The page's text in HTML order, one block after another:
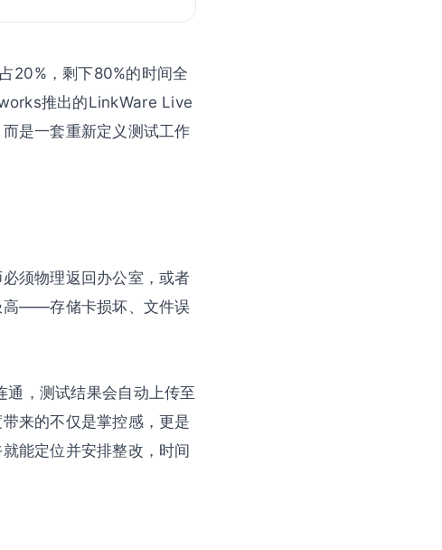
20%，剩下80%的时间全
推出的LinkWare Live
是一套重新定义测试工作
须物理返回办公室，或者
高——存储卡损坏、文件误
，测试结果会自动上传至
来的不仅是掌控感，更是
能定位并安排整改，时间